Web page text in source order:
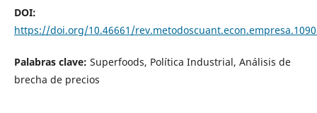
DOI:
https://doi.org/10.46661/
Palabras clave: Superfoods, Política Industrial, Análisis de
brecha de precios